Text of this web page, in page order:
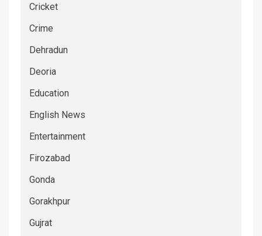
Cricket
Crime
Dehradun
Deoria
Education
English News
Entertainment
Firozabad
Gonda
Gorakhpur
Gujrat